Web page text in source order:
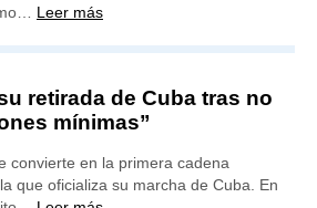
Leer más
retirada de Cuba tras no
mínimas”
convierte en la primera cadena
que oficializa su marcha de Cuba. En